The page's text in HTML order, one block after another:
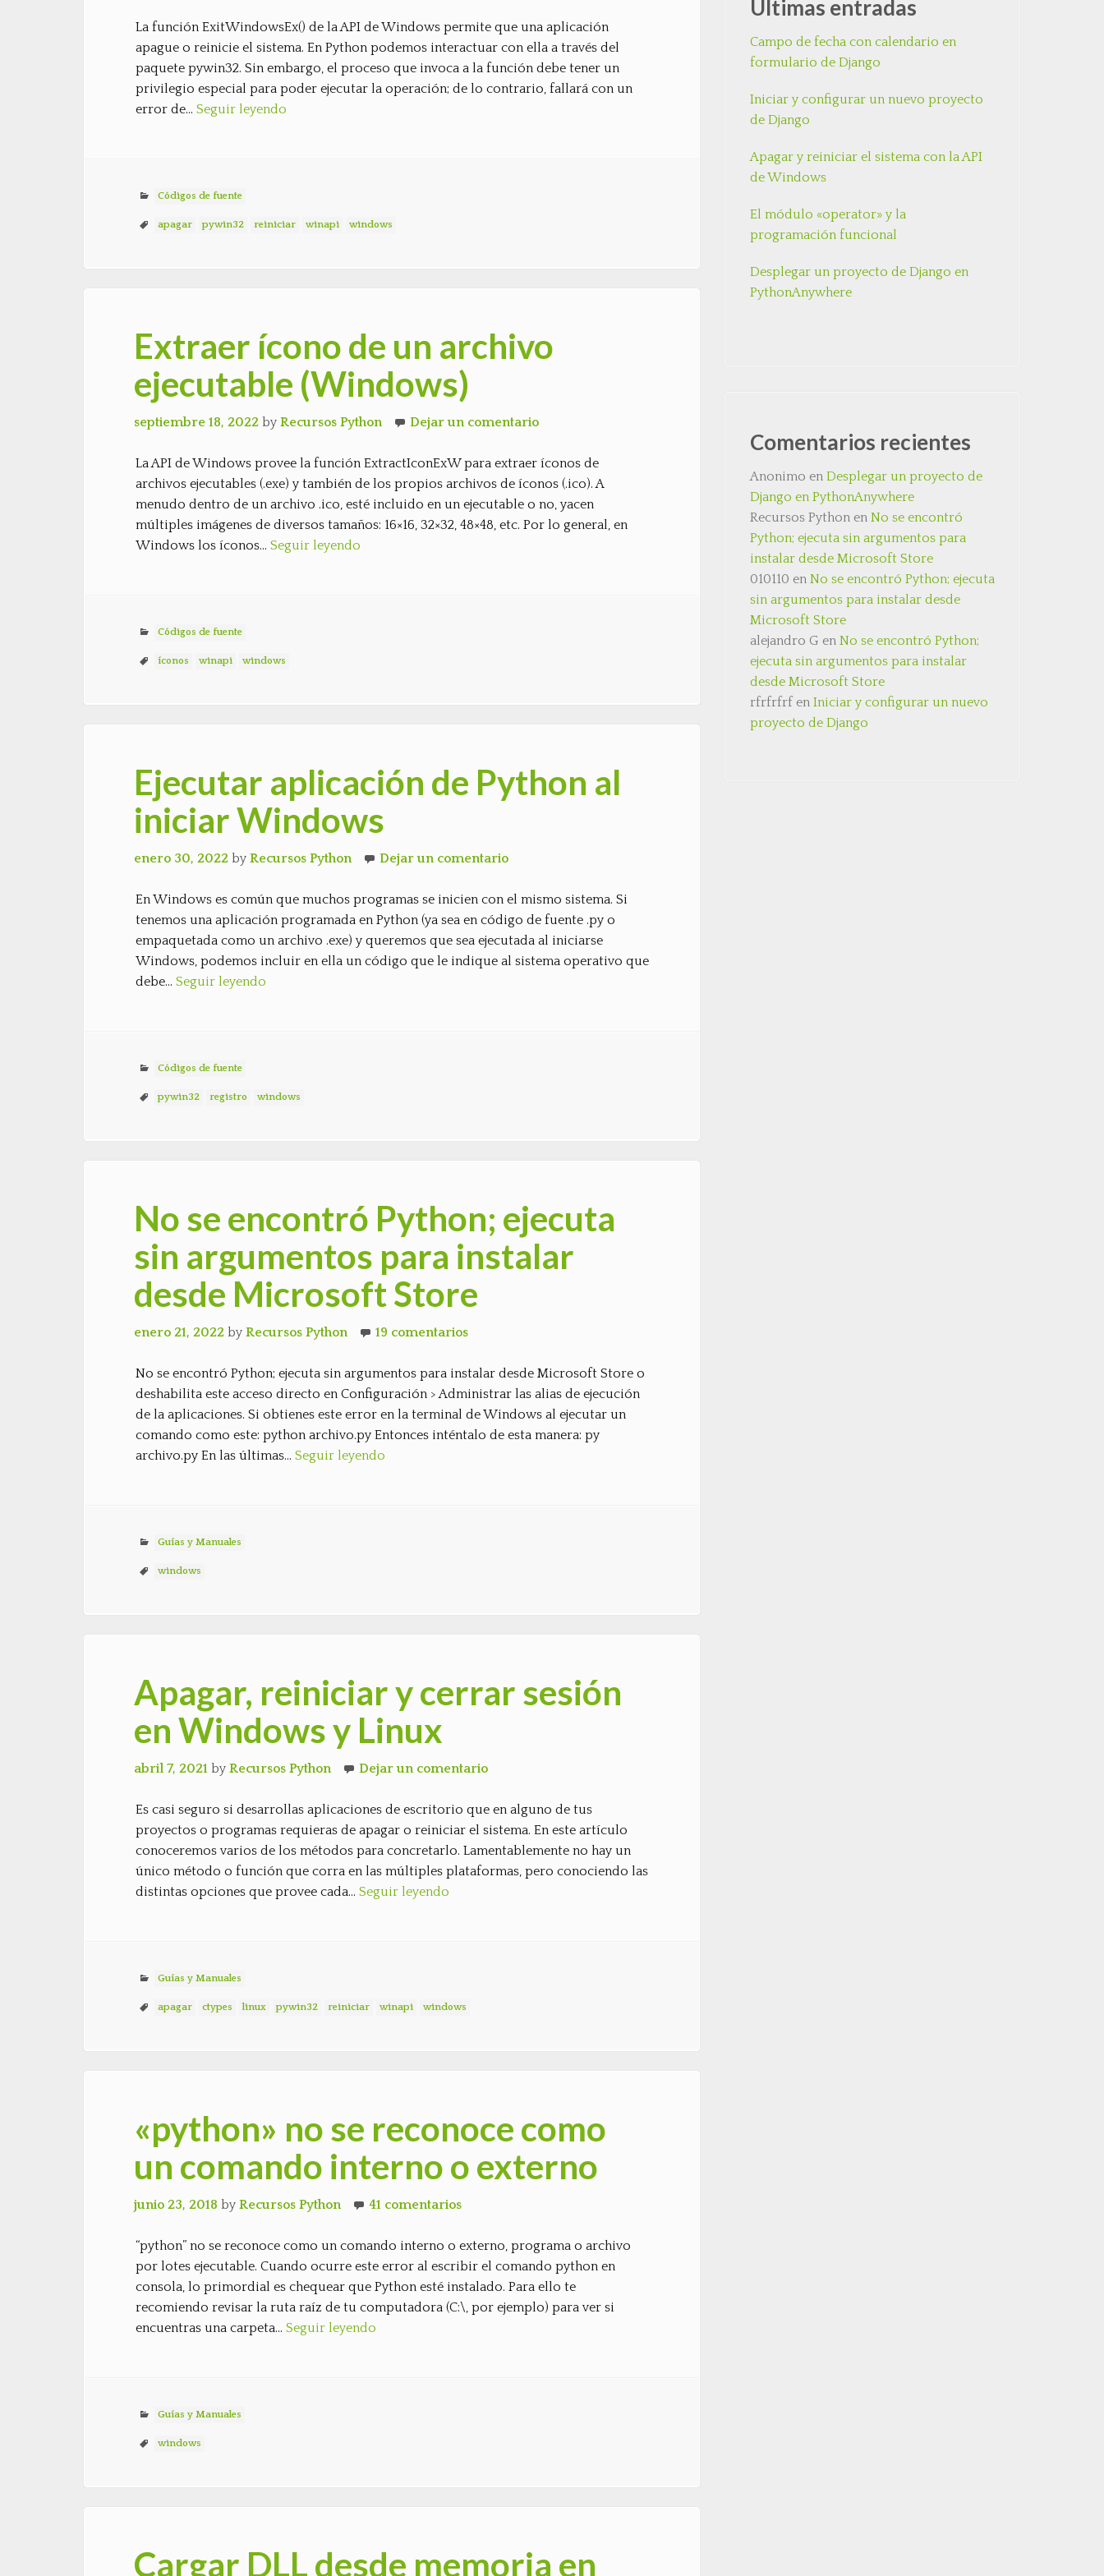
La función ExitWindowsEx() de la API de Windows permite que una aplicación
apague o reinicie el sistema. En Python podemos interactuar con ella a través del
paquete pywin32. Sin embargo, el proceso que invoca a la función debe tener un
privilegio especial para poder ejecutar la operación; de lo contrario, fallará con un
error de… Seguir leyendo
Códigos de fuente
apagar pywin32 reiniciar winapi windows
Extraer ícono de un archivo
ejecutable (Windows)
septiembre 18, 2022 by Recursos Python Dejar un comentario
La API de Windows provee la función ExtractIconExW para extraer íconos de
archivos ejecutables (.exe) y también de los propios archivos de íconos (.ico). A
menudo dentro de un archivo .ico, esté incluido en un ejecutable o no, yacen
múltiples imágenes de diversos tamaños: 16×16, 32×32, 48×48, etc. Por lo general, en
Windows los íconos… Seguir leyendo
Códigos de fuente
íconos winapi windows
Ejecutar aplicación de Python al
iniciar Windows
enero 30, 2022 by Recursos Python Dejar un comentario
En Windows es común que muchos programas se inicien con el mismo sistema. Si
tenemos una aplicación programada en Python (ya sea en código de fuente .py o
empaquetada como un archivo .exe) y queremos que sea ejecutada al iniciarse
Windows, podemos incluir en ella un código que le indique al sistema operativo que
debe… Seguir leyendo
Códigos de fuente
pywin32 registro windows
No se encontró Python; ejecuta
sin argumentos para instalar
desde Microsoft Store
enero 21, 2022 by Recursos Python 19 comentarios
No se encontró Python; ejecuta sin argumentos para instalar desde Microsoft Store o
deshabilita este acceso directo en Configuración > Administrar las alias de ejecución
de la aplicaciones. Si obtienes este error en la terminal de Windows al ejecutar un
comando como este: python archivo.py Entonces inténtalo de esta manera: py
archivo.py En las últimas… Seguir leyendo
Guías y Manuales
windows
Apagar, reiniciar y cerrar sesión
en Windows y Linux
abril 7, 2021 by Recursos Python Dejar un comentario
Es casi seguro si desarrollas aplicaciones de escritorio que en alguno de tus
proyectos o programas requieras de apagar o reiniciar el sistema. En este artículo
conoceremos varios de los métodos para concretarlo. Lamentablemente no hay un
único método o función que corra en las múltiples plataformas, pero conociendo las
distintas opciones que provee cada… Seguir leyendo
Guías y Manuales
apagar ctypes linux pywin32 reiniciar winapi windows
«python» no se reconoce como
un comando interno o externo
junio 23, 2018 by Recursos Python 41 comentarios
“python” no se reconoce como un comando interno o externo, programa o archivo
por lotes ejecutable. Cuando ocurre este error al escribir el comando python en
consola, lo primordial es chequear que Python esté instalado. Para ello te
recomiendo revisar la ruta raíz de tu computadora (C:\, por ejemplo) para ver si
encuentras una carpeta… Seguir leyendo
Guías y Manuales
windows
Cargar DLL desde memoria en
Últimas entradas
Campo de fecha con calendario en
formulario de Django
Iniciar y configurar un nuevo proyecto
de Django
Apagar y reiniciar el sistema con la API
de Windows
El módulo «operator» y la
programación funcional
Desplegar un proyecto de Django en
PythonAnywhere
Comentarios recientes
Anonimo enDesplegar un proyecto de
Django en PythonAnywhere
Recursos Python enNo se encontró
Python; ejecuta sin argumentos para
instalar desde Microsoft Store
010110 enNo se encontró Python; ejecuta
sin argumentos para instalar desde
Microsoft Store
alejandro G enNo se encontró Python;
ejecuta sin argumentos para instalar
desde Microsoft Store
rfrfrfrf enIniciar y configurar un nuevo
proyecto de Django